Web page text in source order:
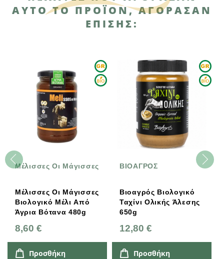
ΑΥΤΌ ΤΟ ΠΡΟΪΌΝ, ΑΓΌΡΑΣΑΝ
ΕΠΊΣΗΣ:
Μέλισσες Οι Μάγισσες
Μέλισσες Οι Μάγισσες
Βιολογικό Μέλι Από
Άγρια Βότανα 480g
8,60 €
Προσθήκη
ΒΙΟΑΓΡΟΣ
Βιοαγρός Βιολογικό
Ταχίνι Ολικής Άλεσης
650g
12,80 €
Προσθήκη